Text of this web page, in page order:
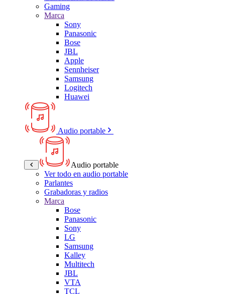
Gaming
Marca
Sony
Panasonic
Bose
JBL
Apple
Sennheiser
Samsung
Logitech
Huawei
Audio portable
Audio portable
Ver todo en audio portable
Parlantes
Grabadoras y radios
Marca
Bose
Panasonic
Sony
LG
Samsung
Kalley
Multitech
JBL
VTA
TCL